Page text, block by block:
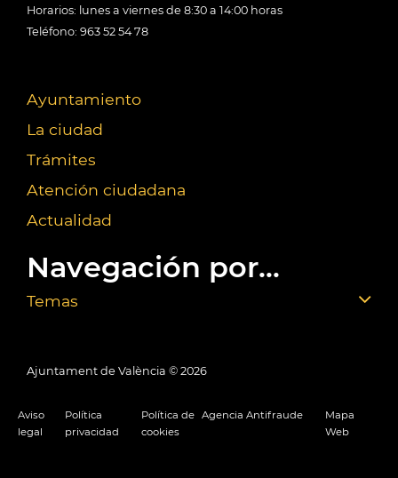
Horarios: lunes a viernes de 8:30 a 14:00 horas
Teléfono: 963 52 54 78
Ayuntamiento
La ciudad
Trámites
Atención ciudadana
Actualidad
Navegación por...
Temas
Ajuntament de València © 2026
Aviso
legal
Política
privacidad
Política de
cookies
Agencia Antifraude
Mapa
Web